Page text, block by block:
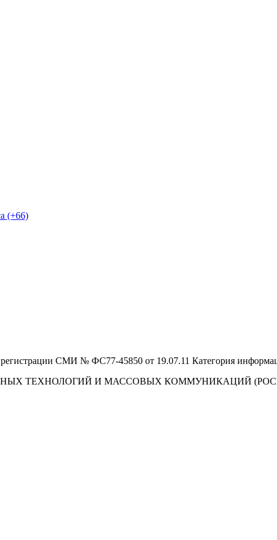
(+66)
СМИ № ФС77-45850 от 19.07.11 Категория
ТЕХНОЛОГИЙ И МАССОВЫХ КОММУНИКАЦИЙ